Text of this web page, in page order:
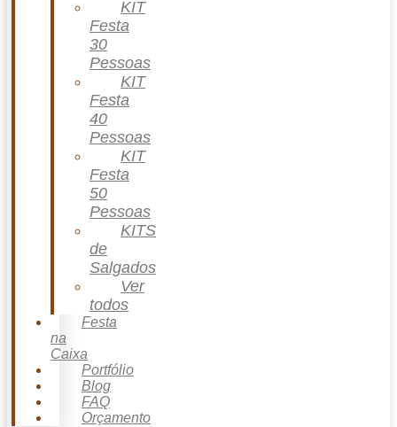
KIT
Festa
30
Pessoas
KIT
Festa
40
Pessoas
KIT
Festa
50
Pessoas
KITS
de
Salgados
Ver
todos
Festa
na
Caixa
Portfólio
Blog
FAQ
Orçamento